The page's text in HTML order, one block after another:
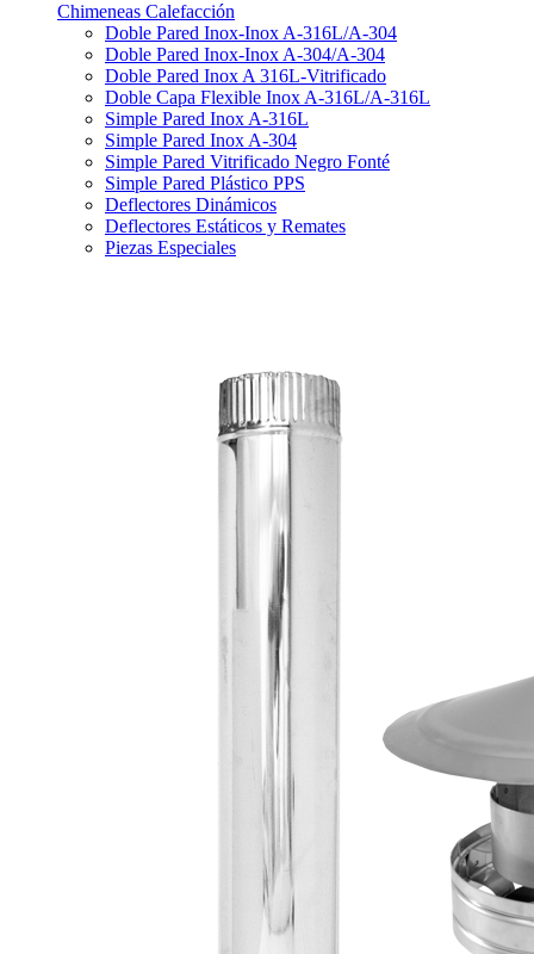
Chimeneas Calefacción
Doble Pared Inox-Inox A-316L/A-304
Doble Pared Inox-Inox A-304/A-304
Doble Pared Inox A 316L-Vitrificado
Doble Capa Flexible Inox A-316L/A-316L
Simple Pared Inox A-316L
Simple Pared Inox A-304
Simple Pared Vitrificado Negro Fonté
Simple Pared Plástico PPS
Deflectores Dinámicos
Deflectores Estáticos y Remates
Piezas Especiales